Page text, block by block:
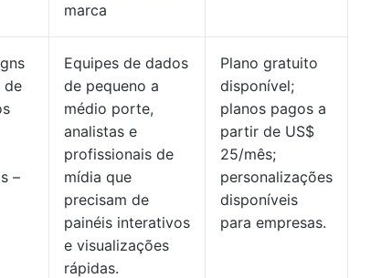
marca
de
–
Equipes de dados
de pequeno a
médio porte,
analistas e
profissionais de
mídia que
precisam de
painéis interativos
e visualizações
rápidas.
Plano gratuito
disponível;
planos pagos a
partir de US$
25/mês;
personalizações
disponíveis
para empresas.